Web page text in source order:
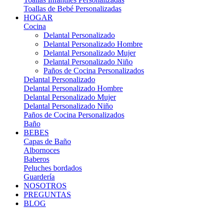
Toallas de Bebé Personalizadas
HOGAR
Cocina
Delantal Personalizado
Delantal Personalizado Hombre
Delantal Personalizado Mujer
Delantal Personalizado Niño
Paños de Cocina Personalizados
Delantal Personalizado
Delantal Personalizado Hombre
Delantal Personalizado Mujer
Delantal Personalizado Niño
Paños de Cocina Personalizados
Baño
BEBES
Capas de Baño
Albornoces
Baberos
Peluches bordados
Guardería
NOSOTROS
PREGUNTAS
BLOG